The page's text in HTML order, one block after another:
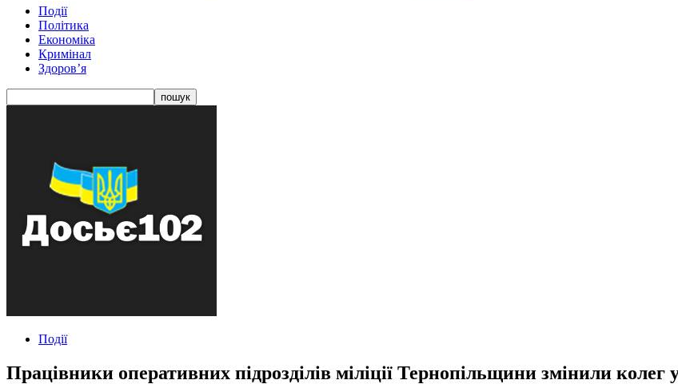
Події
Політика
Економіка
Кримінал
Здоров’я
Події
Працівники оперативних підрозділів міліції Тернопільщини змінили колег